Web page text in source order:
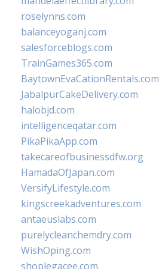
roselynns.com
balanceyoganj.com
salesforceblogs.com
TrainGames365.com
BaytownEvaCationRentals.com
JabalpurCakeDelivery.com
halobjd.com
intelligenceqatar.com
PikaPikaApp.com
takecareofbusinessdfw.org
HamadaOfJapan.com
VersifyLifestyle.com
kingscreekadventures.com
antaeuslabs.com
purelycleanchemdry.com
WishOping.com
shoplegacee.com